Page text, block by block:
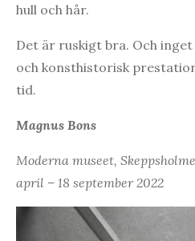
hull och hår.
Det är ruskigt bra. Och
och konsthistorisk
tid.
Magnus Bons
Moderna museet,
april – 18 september 2022